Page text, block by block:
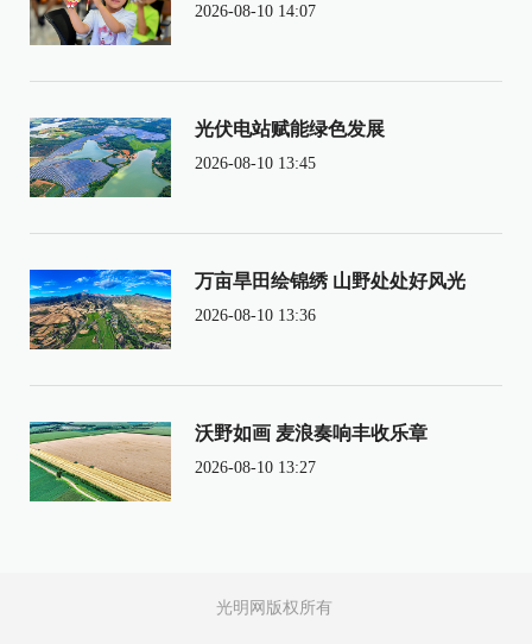
2026-08-10 14:07
光伏电站赋能绿色发展
2026-08-10 13:45
万亩旱田绘锦绣 山野处处好风光
2026-08-10 13:36
沃野如画 麦浪奏响丰收乐章
2026-08-10 13:27
光明网版权所有